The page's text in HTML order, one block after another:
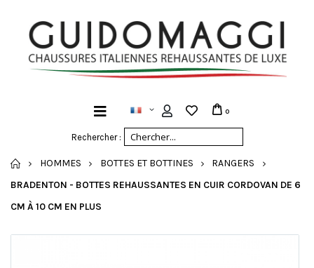
Rechercher :
0
ACCUEIL
HOMMES BOTTES ET BOTTINES
RANGERS
BRADENTON - BOTTES REHAUSSANTES EN CUIR CORDOVAN DE 6
CM À 10 CM EN PLUS